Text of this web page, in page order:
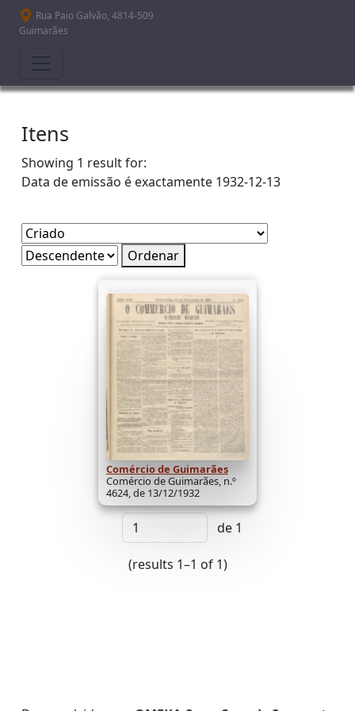
Passar para o conteúdo principal
Rua Paio Galvão, 4814-509
Guimarães
Itens
Showing 1 result for:
Data de emissão é exactamente 1932-12-13
Ordenar
Comércio de Guimarães
Comércio de Guimarães, n.º
4624, de 13/12/1932
de 1
(results 1–1 of 1)